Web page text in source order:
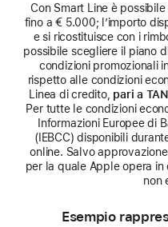
Con Smart Line è
fino a € 5.000; l’importo
e si ricostituisce con i
possibile scegliere il piano
condizioni promozionali
rispetto alle condizioni
Linea di credito, pari a
Per tutte le condizioni
Informazioni Europee di
(IEBCC) disponibili
online. Salvo
per la quale Apple opera
non
Esempio